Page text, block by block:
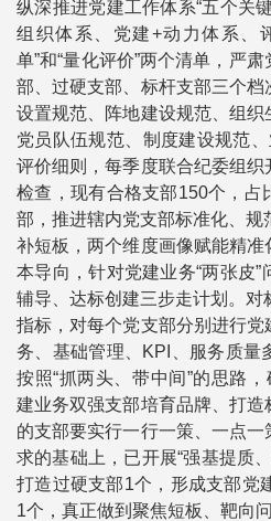
纵深推进党建工作体系“五个关
组织体系、党建+动力体系、
单”和“量化评价”两个清单，严
部、过硬支部、标杆支部三个
设置规范、阵地建设规范、组织
党员队伍规范、制度建设规范
评价细则，每季度联合纪委组
检查，现有合格支部150个，占
部，推进辖内党支部标准化、规
补短板，两个维度画像赋能精
本导向，针对党建业务“两张皮
辅导、达标创建三步走计划。
指标，对每个党支部分别进行
务、基础管理、KPI、服务质量
按照“抓两头、带中间”的思路
建业务双强支部培育品牌、打
的支部要实行一行一策、一点
求的基础上，已开展“强基提质
打造过硬支部1个，形成支部党
1个，真正做到聚焦短板、靶向